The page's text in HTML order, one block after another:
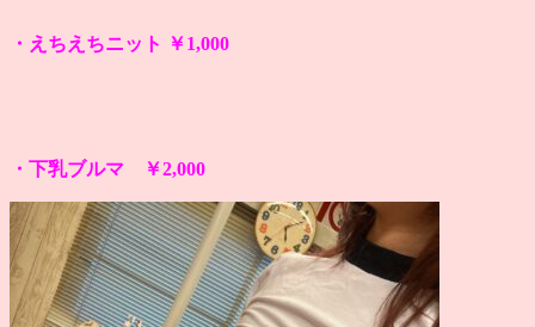
・えちえちニット ￥1,000
・下乳ブルマ ￥2,000